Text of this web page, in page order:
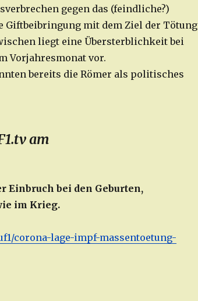
gegen das (feindliche?)
Giftbeibringung mit dem Ziel der Tötung
liegt eine Übersterblichkeit bei
Vorjahresmonat vor.
bereits die Römer als politisches
am
Einbruch bei den Geburten,
im Krieg.
corona-lage-impf-massentoetung-